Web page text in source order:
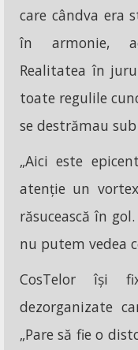
care cândva era
în armonie,
Realitatea în
toate regulile
se destrămau
„Aici este
atenție un
răsucească în
nu putem vedea
CosTelor își
dezorganizate
„Pare să fie o